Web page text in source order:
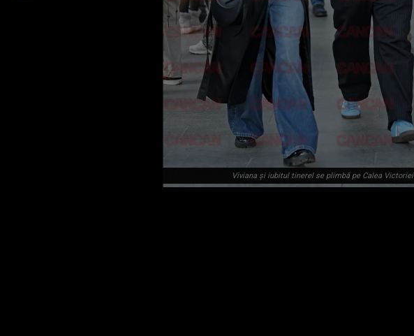
Viviana și iubitul tinerel se plimbă pe Calea Victoriei